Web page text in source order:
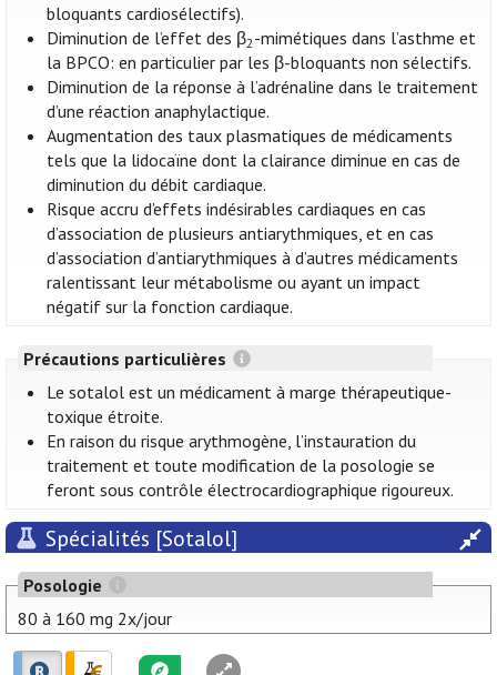
bloquants cardiosélectifs).
Diminution de l’effet des β2-mimétiques dans l’asthme et
la BPCO: en particulier par les β-bloquants non sélectifs.
Diminution de la réponse à l’adrénaline dans le traitement
d’une réaction anaphylactique.
Augmentation des taux plasmatiques de médicaments
tels que la lidocaïne dont la clairance diminue en cas de
diminution du débit cardiaque.
Risque accru d’effets indésirables cardiaques en cas
d’association de plusieurs antiarythmiques, et en cas
d’association d’antiarythmiques à d’autres médicaments
ralentissant leur métabolisme ou ayant un impact
négatif sur la fonction cardiaque.
Précautions particulières
Le sotalol est un médicament à marge thérapeutique-
toxique étroite.
En raison du risque arythmogène, l’instauration du
traitement et toute modification de la posologie se
feront sous contrôle électrocardiographique rigoureux.
Spécialités [Sotalol]
Posologie
80 à 160 mg 2x/jour